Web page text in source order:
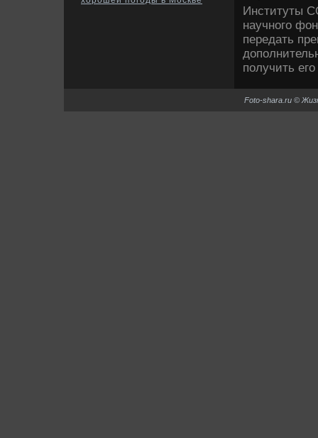
Институты
научного
передать
получить
Foto-shara.ru ©